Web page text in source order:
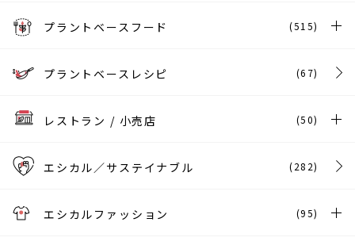
プラントベースフード (515)
プラントベースレシピ (67)
レストラン / 小売店 (50)
エシカル／サステイナブル (282)
エシカルファッション (95)